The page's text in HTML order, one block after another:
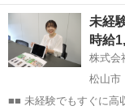
なので、すぐに高収入!!
なんてキャリアアップも目指せます!! ■■ 来
録!! ■■...
愛媛 松山市 店
未経
時給
株式会
松山市
■■ 未経験でもすぐに高